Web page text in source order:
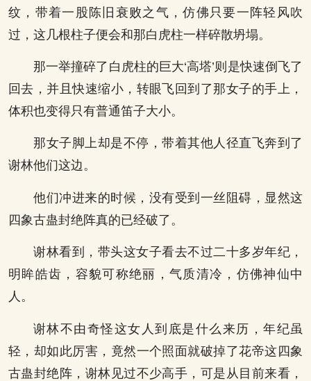
纹，带着一股陈旧衰败之气，仿佛只要一阵轻风吹
过，这几根柱子便会和那白虎柱一样碎散坍塌。
那一举撞碎了白虎柱的巨大‘高塔’则是快速倒飞了
回去，并且快速缩小，转眼飞回到了那女子的手上，
体积也变得只有普通笛子大小。
那女子脚上却是不停，带着其他人径直飞奔到了
谢林他们这边。
他们冲进来的时候，没有受到一丝阻碍，显然这
四象古蛊封绝阵真的已经破了。
谢林看到，带头这女子看去不过二十多岁年纪，
明眸皓齿，容貌可称绝丽，气质清冷，仿佛神仙中
人。
谢林不由奇怪这女人到底是什么来历，年纪虽
轻，却如此厉害，竟然一个照面就破掉了花帝这四象
古蛊封绝阵，谢林见过不少高手，可是从目前来看，